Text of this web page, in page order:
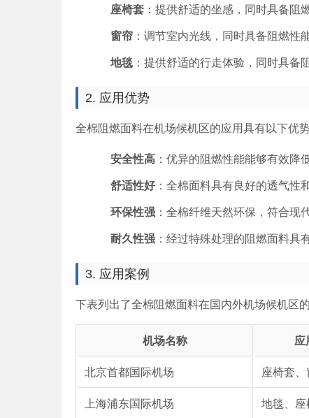
座椅套 ：提供舒适的坐感，同时具备阻
窗帘 ：调节室内光线，同时具备阻燃性
地毯 ：提供舒适的行走体验，同时具备
2. 应用优势
全棉阻燃面料在机场候机区的应用具有以下优势
安全性高 ：优异的阻燃性能能够有效降
舒适性好：全棉面料具有良好的透气性
环保性强 ：全棉纤维天然环保，符合现
耐久性强 ：经过特殊处理的阻燃面料具
3. 应用案例
下表列出了全棉阻燃面料在国内外机场候机区
机场名称 应
北京首都国际机场 座椅套、
上海浦东国际机场 地毯、座